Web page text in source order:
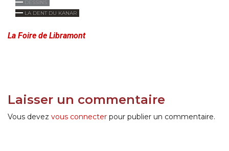
DESSINS
LA DENT DU KANAR
La Foire de Libramont
Laisser un commentaire
Vous devez vous connecter pour publier un commentaire.